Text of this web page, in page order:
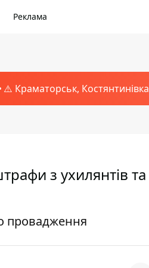
Реклама
⚠️ Краматорськ, Костянтинівка
з ухилянтів та
провадження